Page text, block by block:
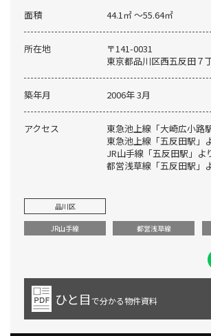
面積 44.1㎡ 〜55.64㎡
所在地
〒141-0031
東京都品川区西五反田７
築年月 2006年 3月
アクセス
東急池上線「大崎広小路
東急池上線「五反田駅」
JR山手線「五反田駅」よ
都営浅草線「五反田駅」
品川区
JR山手線 都営浅草線
ひと目で分かる物件資料